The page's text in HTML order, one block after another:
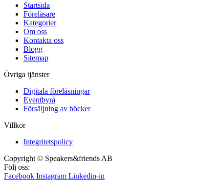
Startsida
Föreläsare
Kategorier
Om oss
Kontakta oss
Blogg
Sitemap
Övriga tjänster
Digitala föreläsningar
Eventbyrå
Försäljning av böcker
Villkor
Integritetspolicy
Copyright © Speakers&friends AB
Följ oss:
Facebook Instagram Linkedin-in